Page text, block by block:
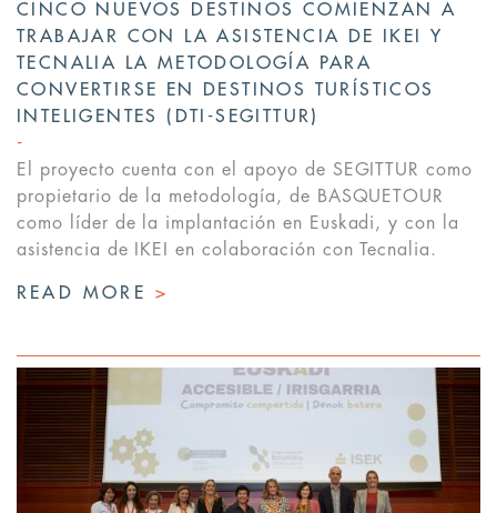
CINCO NUEVOS DESTINOS COMIENZAN A
TRABAJAR CON LA ASISTENCIA DE IKEI Y
TECNALIA LA METODOLOGÍA PARA
CONVERTIRSE EN DESTINOS TURÍSTICOS
INTELIGENTES (DTI-SEGITTUR)
El proyecto cuenta con el apoyo de SEGITTUR como
propietario de la metodología, de BASQUETOUR
como líder de la implantación en Euskadi, y con la
asistencia de IKEI en colaboración con Tecnalia.
READ MORE >